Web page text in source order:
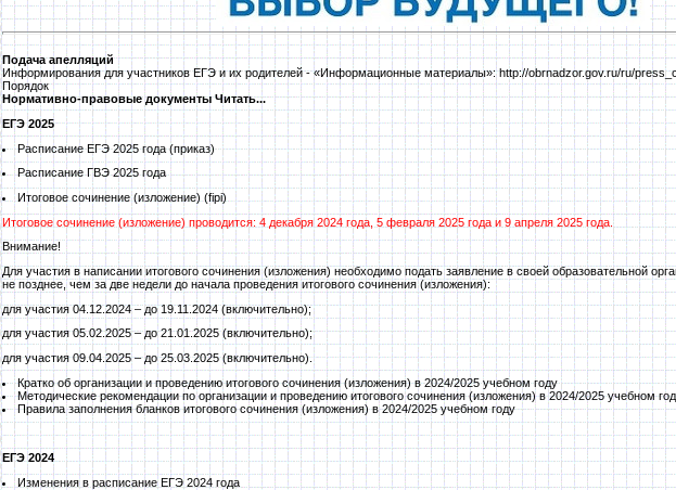
Подача апелляций
Информирования для участников ЕГЭ и их родителей - «Информационные материалы»:http://obrnadzor.gov.ru/ru/
Порядок
Нормативно-правовые документыЧитать...
ЕГЭ 2025
Расписание ЕГЭ 2025 года(приказ)
Расписание ГВЭ 2025 года
Итоговое сочинение (изложение) (fipi)
Итоговое сочинение (изложение) проводится: 4 декабря 2024 года, 5 февраля 2025 года и 9 апреля 2025 года.
Внимание!
Для участия в написании итогового сочинения (изложения) необходимо подать заявление в своей образовательной
не позднее, чем за две недели до начала проведения итогового сочинения (изложения):
для участия 04.12.2024 – до 19.11.2024 (включительно);
для участия 05.02.2025 – до 21.01.2025 (включительно);
для участия 09.04.2025 – до 25.03.2025 (включительно).
Кратко об организации и проведению итогового сочинения (изложения) в 2024/2025 учебном году
Методические рекомендации по организации и проведению итогового сочинения (изложения) в 2024/2025 учебном
Правила заполнения бланков итогового сочинения (изложения) в 2024/2025 учебном году
ЕГЭ 2024
Изменения в расписание ЕГЭ 2024 года